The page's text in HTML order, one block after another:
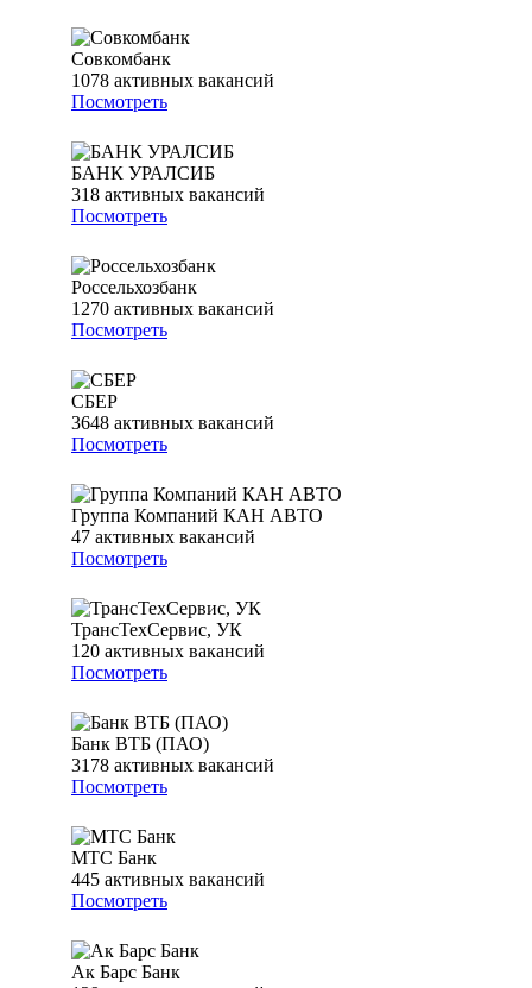
Совкомбанк
1078 активных вакансий
Посмотреть
БАНК УРАЛСИБ
318 активных вакансий
Посмотреть
Россельхозбанк
1270 активных вакансий
Посмотреть
СБЕР
3648 активных вакансий
Посмотреть
Группа Компаний КАН АВТО
47 активных вакансий
Посмотреть
ТрансТехСервис, УК
120 активных вакансий
Посмотреть
Банк ВТБ (ПАО)
3178 активных вакансий
Посмотреть
МТС Банк
445 активных вакансий
Посмотреть
Ак Барс Банк